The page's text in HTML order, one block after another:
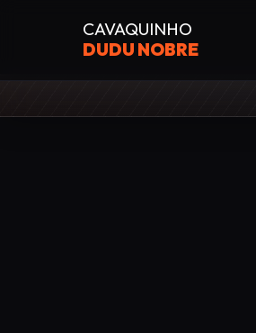
CAVAQUINHO
DUDU NOBRE